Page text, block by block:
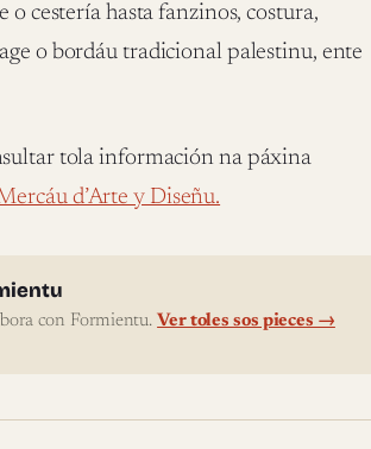
o cestería hasta fanzinos, costura,
o bordáu tradicional palestinu, ente
tola información na páxina
d’Arte y Diseñu.
con Formientu. Ver toles sos pieces →